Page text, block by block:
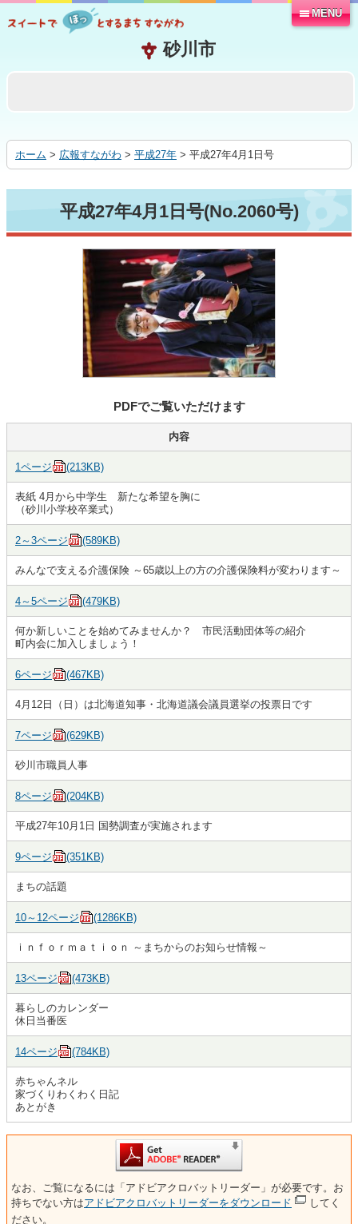
る
MENU
ホーム > 広報すながわ > 平成27年 > 平成27年4月1日号
平成27年4月1日号(No.2060号)
PDFでご覧いただけます
内容
1ページ (213KB)
表紙 4月から中学生 新たな希望を胸に
（砂川小学校卒業式）
2～3ページ (589KB)
みんなで支える介護保険 ～65歳以上の方の介護保険料が変わります～
4～5ページ (479KB)
何か新しいことを始めてみませんか？ 市民活動団体等の紹介
町内会に加入しましょう！
6ページ (467KB)
4月12日（日）は北海道知事・北海道議会議員選挙の投票日です
7ページ (629KB)
砂川市職員人事
8ページ (204KB)
平成27年10月1日 国勢調査が実施されます
9ページ (351KB)
まちの話題
10～12ページ (1286KB)
ｉｎｆｏｒｍａｔｉｏｎ ～まちからのお知らせ情報～
13ページ (473KB)
暮らしのカレンダー
休日当番医
14ページ (784KB)
赤ちゃんネル
家づくりわくわく日記
あとがき
なお、ご覧になるには「アドビアクロバットリーダー」が必要です。お
持ちでない方はアドビアクロバットリーダーをダウンロード
してく
ださい。